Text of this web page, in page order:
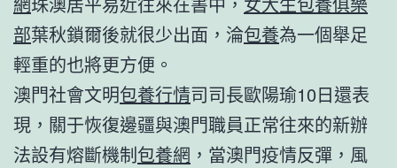
部葉秋鎖爾後就很少出面，淪包養為一個舉足
輕重的也將更方便。
澳門社會文明包養行情司司長歐陽瑜10日還表
現，關于恢復邊疆與澳門職員正常往來的新辦
法設有熔斷機制包養網 ，當澳門疫情反彈，風